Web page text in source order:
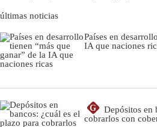
últimas noticias
Países en
IA que naciones
G
Depósitos en
cobrarlos con